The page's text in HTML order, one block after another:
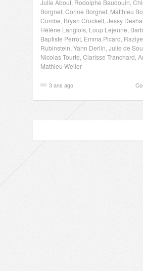
Julie About, Rodolphe Baudouin,
Borgnet, Corine Borgnet, Matthieu
Combe, Bryan Crockett, Jessy
Hélène Langlois, Loup Lejeune,
Baptiste Perrot, Emma Picard,
Rubinstein, Yann Derlin, Julie de
Nicolas Tourte, Clarisse Tranchard,
Mathieu Weiler
3 ans ago